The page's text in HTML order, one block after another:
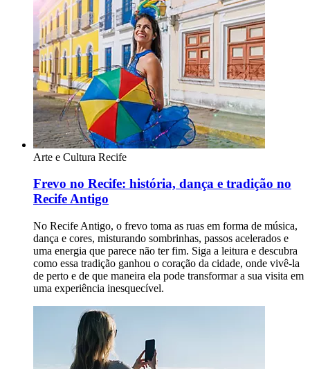
Arte e Cultura Recife
Frevo no Recife: história, dança e tradição no
Recife Antigo
No Recife Antigo, o frevo toma as ruas em forma de música,
dança e cores, misturando sombrinhas, passos acelerados e
uma energia que parece não ter fim. Siga a leitura e descubra
como essa tradição ganhou o coração da cidade, onde vivê-la
de perto e de que maneira ela pode transformar a sua visita em
uma experiência inesquecível.